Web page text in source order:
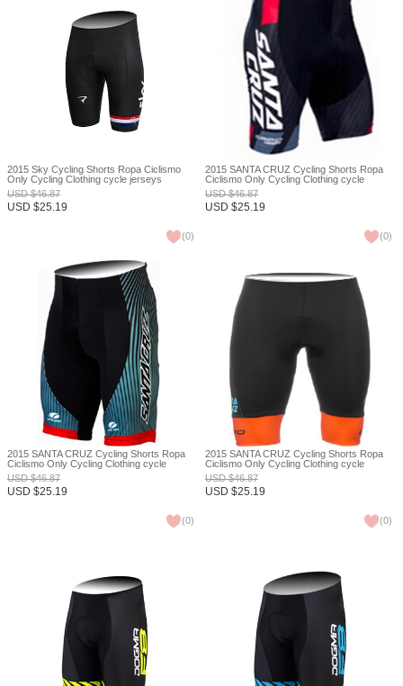
2015 Sky Cycling Shorts Ropa Ciclismo
Only Cycling Clothing cycle jerseys
Ciclismo bicicletas maillot ciclismo XXS
USD$46.87
USD $25.19
(0)
2015 SANTA CRUZ Cycling Shorts Ropa
Ciclismo Only Cycling Clothing cycle
jerseys Ciclismo bicicletas maillot ciclismo
XXS
USD$46.87
USD $25.19
(0)
2015 SANTA CRUZ Cycling Shorts Ropa
Ciclismo Only Cycling Clothing cycle
jerseys Ciclismo bicicletas maillot ciclismo
XXS
USD$46.87
USD $25.19
(0)
2015 SANTA CRUZ Cycling Shorts Ropa
Ciclismo Only Cycling Clothing cycle
jerseys Ciclismo bicicletas maillot ciclismo
XXS
USD$46.87
USD $25.19
(0)